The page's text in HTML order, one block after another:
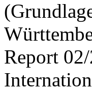
Report